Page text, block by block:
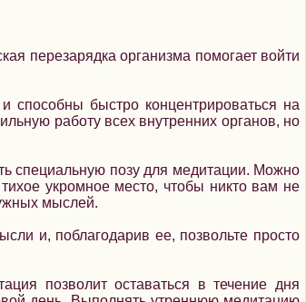
перезарядка организма помогает войти
быстро концентрироваться на
работу всех внутренних органов, но
специальную позу для медитации. Можно
укромное место, чтобы никто вам не
мыслей.
и, поблагодарив ее, позвольте просто
позволит оставаться в течение дня